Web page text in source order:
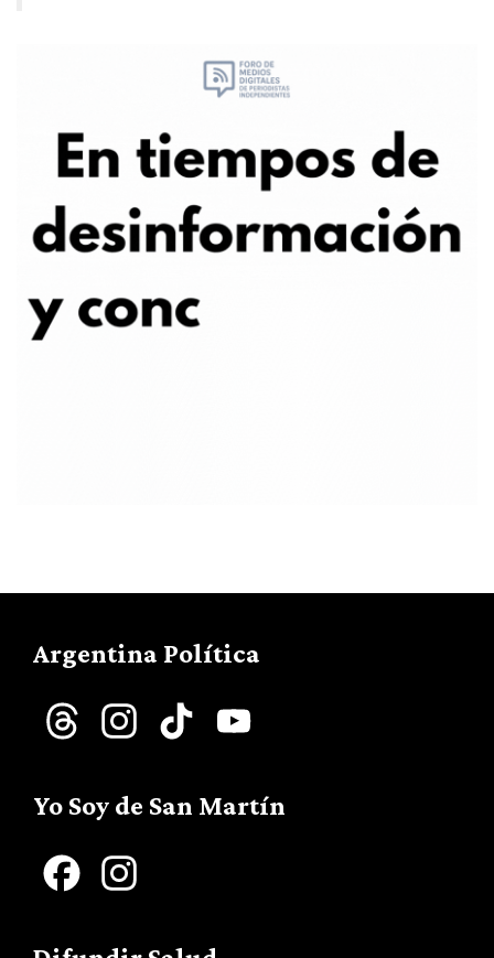
Argentina Política
Threads InstagramTikTok
Yo Soy de San Martín
Facebook